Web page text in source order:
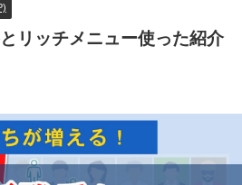
リッチメニュー使った紹介